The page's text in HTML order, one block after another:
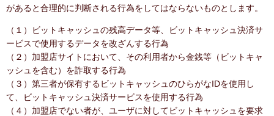
があると合理的に判断される行為をしてはならないものとします。
（１）ビットキャッシュの残高データ等、ビットキャッシュ決済サ
ービスで使用するデータを改ざんする行為
（２）加盟店サイトにおいて、その利用者から金銭等（ビットキャ
ッシュを含む）を詐取する行為
（３）第三者が保有するビットキャッシュのひらがなIDを使用し
て、ビットキャッシュ決済サービスを使用する行為
（４）加盟店でない者が、ユーザに対してビットキャッシュを要求